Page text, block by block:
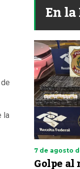
la
En
7 de agosto
Golpe al